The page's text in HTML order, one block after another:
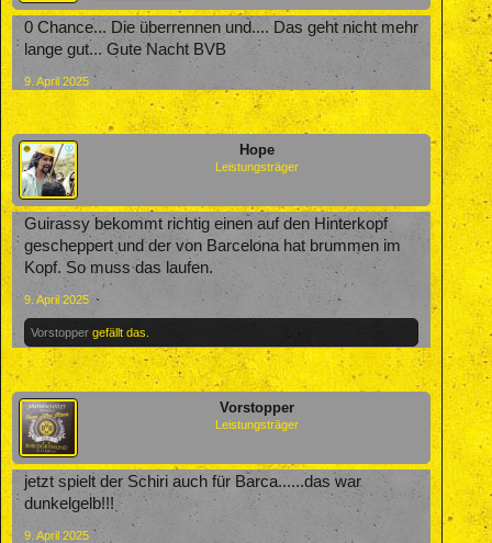
0 Chance... Die überrennen und.... Das geht nicht mehr
lange gut... Gute Nacht BVB
9. April 2025
Hope
Leistungsträger
Guirassy bekommt richtig einen auf den Hinterkopf
gescheppert und der von Barcelona hat brummen im
Kopf. So muss das laufen.
9. April 2025
Vorstopper gefällt das.
Vorstopper
Leistungsträger
jetzt spielt der Schiri auch für Barca......das war
dunkelgelb!!!
9. April 2025